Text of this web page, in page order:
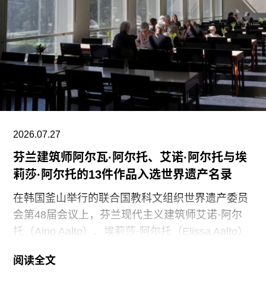
们决定将保洁服务转为外包模式，是为了更好地支
持博物馆的日常运营；同时，我们优先选择了承诺
向现有保洁员工提供就业机会的合作伙伴。”
代表馆内工会的谈判单位AFSCME 31已正式提出
申诉，认为馆方在最终决定将保洁部门外包之前，
未按合同规定提前通知工会，因此违反了劳资协
为。
2026.07.27
芬兰建筑师阿尔瓦·阿尔托、艾诺·阿尔托与埃
莉莎·阿尔托的13件作品入选世界遗产名录
在韩国釜山举行的联合国教科文组织世界遗产委员
会第48届会议上，芬兰现代主义建筑师艾诺·阿尔
托（Aino Aalto）、埃莉莎·阿尔托（Elissa Aalto）
列入世界遗产名录。这组统称为“阿尔托作品”
阅读全文